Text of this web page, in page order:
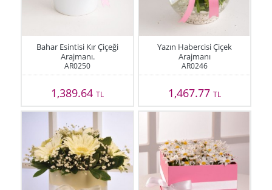
Bahar Esintisi Kır Çiçeği
Arajmanı.
AR0250
1,389.64TL
Yazın Habercisi Çiçek
Arajmanı
AR0246
1,467.77 TL